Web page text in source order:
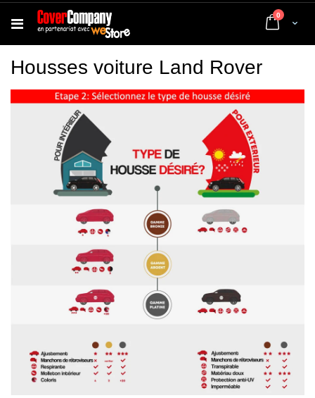
Cart
0 articles
Housses voiture Land Rover